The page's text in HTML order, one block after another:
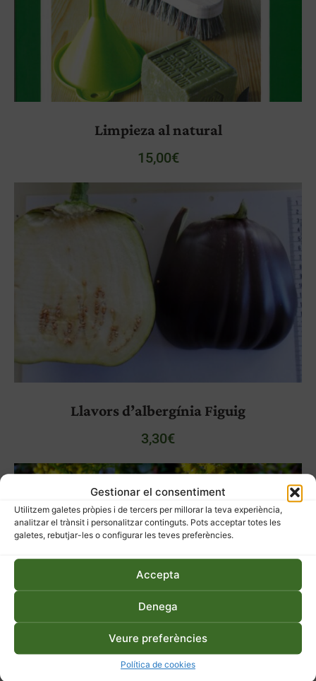
Gestionar el consentiment
Utilitzem galetes pròpies i de tercers per millorar la teva experiència,
analitzar el trànsit i personalitzar continguts. Pots acceptar totes les
galetes, rebutjar-les o configurar les teves preferències.
Accepta
Denega
Veure preferències
Política de cookies
Limpieza al natural
15,00€
Llavors d’albergínia Figuig
3,30€